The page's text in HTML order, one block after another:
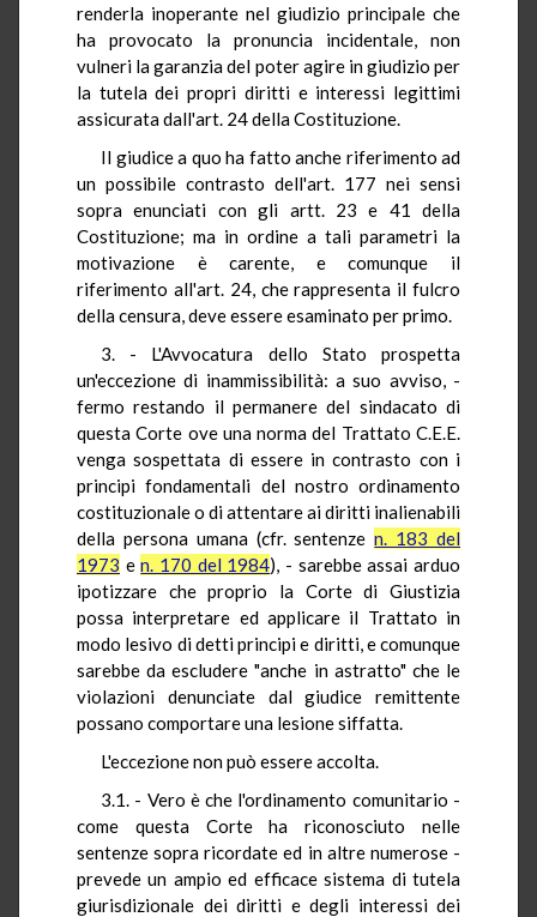
renderla inoperante nel giudizio principale che
ha provocato la pronuncia incidentale, non
vulneri la garanzia del poter agire in giudizio per
la tutela dei propri diritti e interessi legittimi
assicurata dall'art. 24 della Costituzione.
Il giudice a quo ha fatto anche riferimento ad
un possibile contrasto dell'art. 177 nei sensi
sopra enunciati con gli artt. 23 e 41 della
Costituzione; ma in ordine a tali parametri la
motivazione è carente, e comunque il
riferimento all'art. 24, che rappresenta il fulcro
della censura, deve essere esaminato per primo.
3. - L'Avvocatura dello Stato prospetta
un'eccezione di inammissibilità: a suo avviso, -
fermo restando il permanere del sindacato di
questa Corte ove una norma del Trattato C.E.E.
venga sospettata di essere in contrasto con i
principi fondamentali del nostro ordinamento
costituzionale o di attentare ai diritti inalienabili
della persona umana (cfr. sentenzen. 183 del
1973 en. 170 del 1984), - sarebbe assai arduo
ipotizzare che proprio la Corte di Giustizia
possa interpretare ed applicare il Trattato in
modo lesivo di detti principi e diritti, e comunque
sarebbe da escludere "anche in astratto" che le
violazioni denunciate dal giudice remittente
possano comportare una lesione siffatta.
L'eccezione non può essere accolta.
3.1. - Vero è che l'ordinamento comunitario -
come questa Corte ha riconosciuto nelle
sentenze sopra ricordate ed in altre numerose -
prevede un ampio ed efficace sistema di tutela
giurisdizionale dei diritti e degli interessi dei